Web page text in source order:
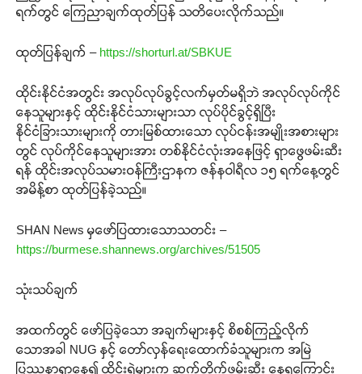
ရက်တွင် ကြေညာချက်ထုတ်ပြန် သတိပေးလိုက်သည်။
ထုတ်ပြန်ချက် – https://shorturl.at/SBKUE
ထိုင်းနိုင်ငံအတွင်း အလုပ်လုပ်ခွင့်လက်မှတ်မရှိဘဲ အလုပ်လုပ်ကိုင်
နေသူများနှင့် ထိုင်းနိုင်ငံသားများသာ လုပ်ပိုင်ခွင့်ရှိပြီး
နိုင်ငံခြားသားများကို တားမြစ်ထားသော လုပ်ငန်းအမျိုးအစားများ
တွင် လုပ်ကိုင်နေသူများအား တစ်နိုင်ငံလုံးအနေဖြင့် ရှာဖွေဖမ်းဆီး
ရန် ထိုင်းအလုပ်သမားဝန်ကြီးဌာနက ဇန်နဝါရီလ ၁၅ ရက်နေ့တွင်
အမိန့်စာ ထုတ်ပြန်ခဲ့သည်။
SHAN News မှဖော်ပြထားသောသတင်း –
https://burmese.shannews.org/archives/51505
သုံးသပ်ချက်
အထက်တွင် ဖော်ပြခဲ့သော အချက်များနှင့် စိစစ်ကြည့်လိုက်
သောအခါ NUG နှင့် တော်လှန်ရေးထောက်ခံသူများက အမြဲ
ပြဿနာရှာနေ၍ ထိုင်းရဲများက ဆက်တိုက်ဖမ်းဆီး နေရကြောင်း